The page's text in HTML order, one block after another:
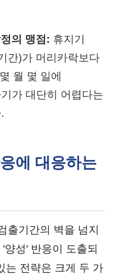
의 맹점: 휴지기
간)가 머리카락보다
월 몇 일에
가 대단히 어렵다는
에 대응하는
출기간의 벽을 넘지
성' 반응이 도출되
는 전략은 크게 두 가